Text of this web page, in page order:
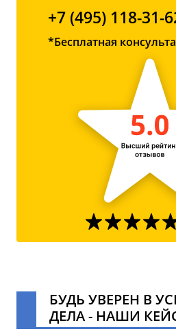
+7 (495) 118-31-
*Бесплатная
БУДЬ УВЕРЕН В
ДЕЛА - НАШИ